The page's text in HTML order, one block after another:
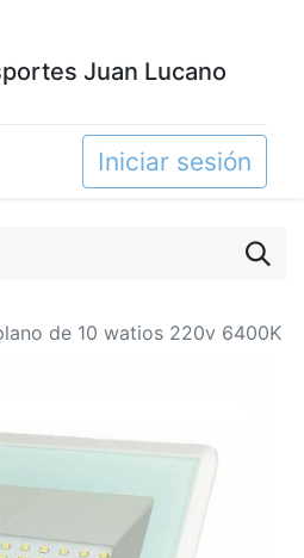
Juan Lucano
Iniciar sesión
de 10 watios 220v 6400K